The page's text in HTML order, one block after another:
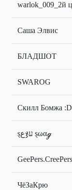
warlok_009_2й
Саша Элвис
БЛАДШОТ
SWAROG
Скилл Бомжa :D
ȿعჯע ȿωαℊ
GeePers.CreePers
ЧёЗаКрю